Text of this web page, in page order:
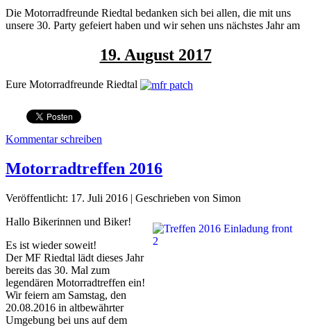
Die Motorradfreunde Riedtal bedanken sich bei allen, die mit uns
unsere 30. Party gefeiert haben und wir sehen uns nächstes Jahr am
19. August 2017
Eure Motorradfreunde Riedtal
Kommentar schreiben
Motorradtreffen 2016
Veröffentlicht: 17. Juli 2016 | Geschrieben von Simon
Hallo Bikerinnen und Biker!
Es ist wieder soweit!
Der MF Riedtal lädt dieses Jahr
bereits das 30. Mal zum
legendären Motorradtreffen ein!
Wir feiern am Samstag, den
20.08.2016 in altbewährter
Umgebung bei uns auf dem